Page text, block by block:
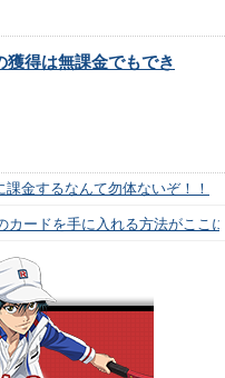
獲得は無課金でもでき
金するなんて勿体ないぞ！！
カードを手に入れる方法がここ